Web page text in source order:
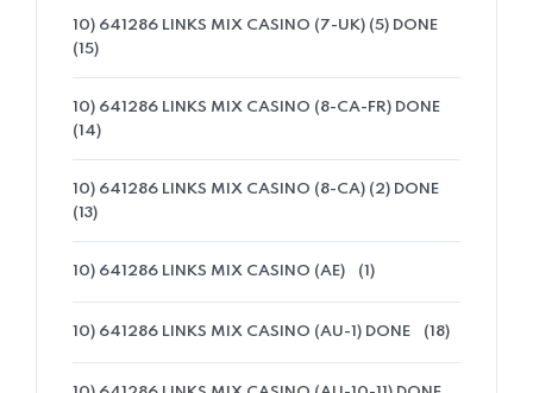
10) 641286 LINKS MIX CASINO (7-UK) (5) DONE
(15)
10) 641286 LINKS MIX CASINO (8-CA-FR) DONE
(14)
10) 641286 LINKS MIX CASINO (8-CA) (2) DONE
(13)
10) 641286 LINKS MIX CASINO (AE) (1)
10) 641286 LINKS MIX CASINO (AU-1) DONE (18)